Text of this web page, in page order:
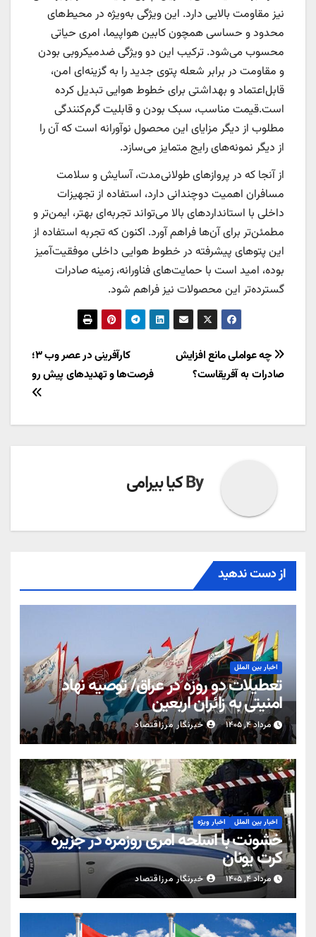
نیز مقاومت بالایی دارد. این ویژگی به‌ویژه در محیط‌های
محدود و حساسی همچون کابین هواپیما، امری حیاتی
محسوب می‌شود. ترکیب این دو ویژگی ضدمیکروبی بودن
و مقاومت در برابر شعله پتوی جدید را به گزینه‌ای امن،
قابل‌اعتماد و بهداشتی برای خطوط هوایی تبدیل کرده
است.قیمت مناسب، سبک بودن و قابلیت گرم‌کنندگی
مطلوب از دیگر مزایای این محصول نوآورانه است که آن را
از دیگر نمونه‌های رایج متمایز می‌سازد.
از آنجا که در پروازهای طولانی‌مدت، آسایش و سلامت
مسافران اهمیت دوچندانی دارد، استفاده از تجهیزات
داخلی با استانداردهای بالا می‌تواند تجربه‌ای بهتر، ایمن‌تر و
مطمئن‌تر برای آن‌ها فراهم آورد. اکنون که تجربه استفاده از
این پتوهای پیشرفته در خطوط هوایی داخلی موفقیت‌آمیز
بوده، امید است با حمایت‌های فناورانه، زمینه صادرات
گسترده‌تر این محصولات نیز فراهم شود.
راهبری
نوشته
کارآفرینی در عصر وب ۳؛
فرصت‌ها و تهدیدهای پیش رو
چه عواملی مانع افزایش
صادرات به آفریقاست؟
Byکیا بیرامی
از دست ندهید
اخبار بین الملل
تعطیلات دو روزه در عراق/ توصیه نهاد
امنیتی به زائران اربعین
مرداد ۴, ۱۴۰۵ خبرنگار مرزاقتصاد
اخبار بین الملل اخبار ویژه
خشونت با اسلحه امری روزمره در جزیره
کرت یونان
مرداد ۴, ۱۴۰۵ خبرنگار مرزاقتصاد